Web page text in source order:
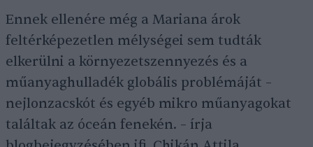
Ennek ellenére még a Mariana árok
feltérképezetlen mélységei sem tudták
elkerülni a környezetszennyezés és a
műanyaghulladék globális problémáját –
nejlonzacskót és egyéb mikro műanyagokat
találtak az óceán fenekén. – írja